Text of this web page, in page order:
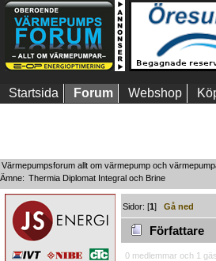
Startsida Forum Webshop
Värmepumpsforum allt om värmepump och
Ämne: Thermia Diplomat Integral och Brine
Sidor: [1]Gå ned
Författare
0 medlemmar och 1